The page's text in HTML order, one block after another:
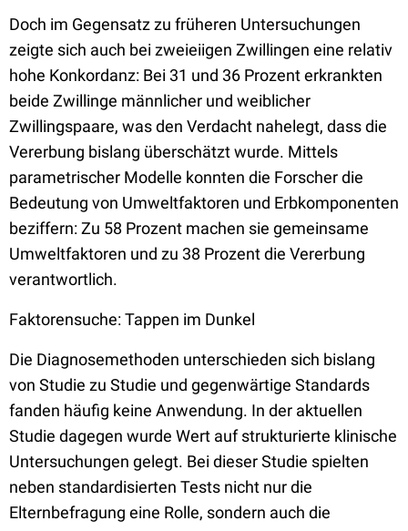
Doch im Gegensatz zu früheren Untersuchungen
zeigte sich auch bei zweieiigen Zwillingen eine relativ
hohe Konkordanz: Bei 31 und 36 Prozent erkrankten
beide Zwillinge männlicher und weiblicher
Zwillingspaare, was den Verdacht nahelegt, dass die
Vererbung bislang überschätzt wurde. Mittels
parametrischer Modelle konnten die Forscher die
Bedeutung von Umweltfaktoren und Erbkomponenten
beziffern: Zu 58 Prozent machen sie gemeinsame
Umweltfaktoren und zu 38 Prozent die Vererbung
verantwortlich.
Faktorensuche: Tappen im Dunkel
Die Diagnosemethoden unterschieden sich bislang
von Studie zu Studie und gegenwärtige Standards
fanden häufig keine Anwendung. In der aktuellen
Studie dagegen wurde Wert auf strukturierte klinische
Untersuchungen gelegt. Bei dieser Studie spielten
neben standardisierten Tests nicht nur die
Elternbefragung eine Rolle, sondern auch die